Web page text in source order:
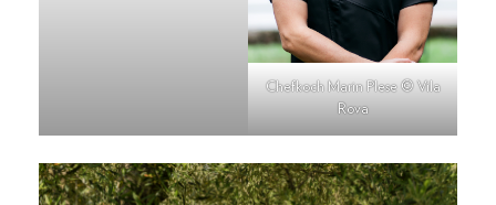
Chefkoch Marin Plese © Vila
Rova